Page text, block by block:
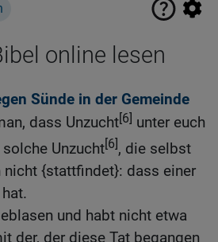
online lesen
Sünde in der Gemeinde
dass Unzucht[6] unter euch
Unzucht[6], die selbst
nicht {stattfindet}: dass einer
und habt nicht etwa
der, der diese Tat begangen